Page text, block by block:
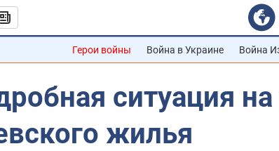
Герои войны Война в Украине Война
ситуация
жилья